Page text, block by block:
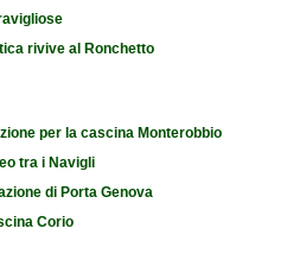
rivive al Ronchetto
per la cascina Monterobbio
tra i Navigli
di Porta Genova
Corio